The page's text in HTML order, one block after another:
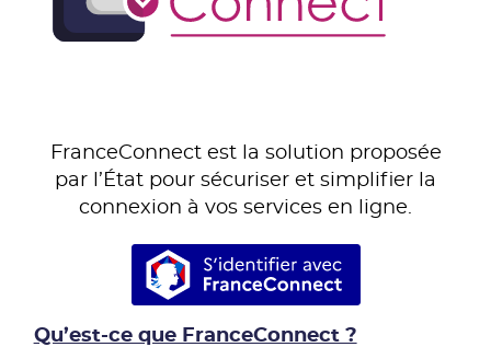
FranceConnect est la solution proposée
par l’État pour sécuriser et simplifier la
connexion à vos services en ligne.
S’identifier avec
Qu’est-ce que FranceConnect ?